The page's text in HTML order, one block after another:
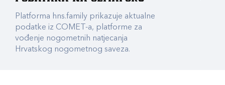
Platforma hns.family prikazuje aktualne
podatke iz COMET-a, platforme za
vođenje nogometnih natjecanja
Hrvatskog nogometnog saveza.